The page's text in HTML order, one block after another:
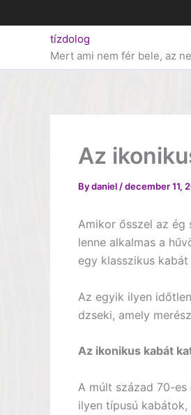
to
tízdolog
Mert ami nem fér bele, az
Az
Bydaniel /december 11,
Amikor ősszel az ég
lenne alkalmas a
egy klasszikus
Az egyik ilyen
dzseki, amely
Az ikonikus kabát
A múlt század 70-
ilyen típusú